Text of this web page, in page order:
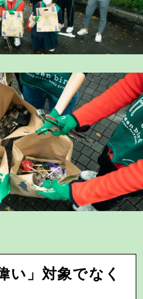
い」対象でなく